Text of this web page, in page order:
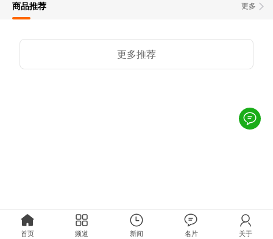
更多
商品推荐
更多推荐
首页 频道 新闻 名片 关于